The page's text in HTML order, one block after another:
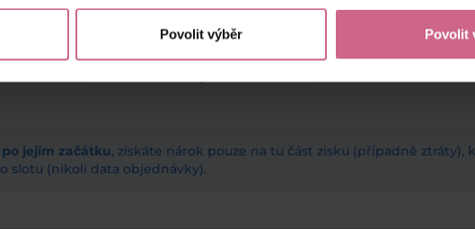
Povolit výběr Povolit
Aktuální výsledek
jejím začátku, získáte nárok pouze na tu část zisku (případně
slotu (nikoli data objednávky).